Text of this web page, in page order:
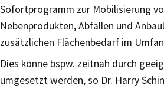
Sofortprogramm zur Mobilisierung
Nebenprodukten, Abfällen und
zusätzlichen Flächenbedarf im
Dies könne bspw. zeitnah durch
umgesetzt werden, so Dr. Harry